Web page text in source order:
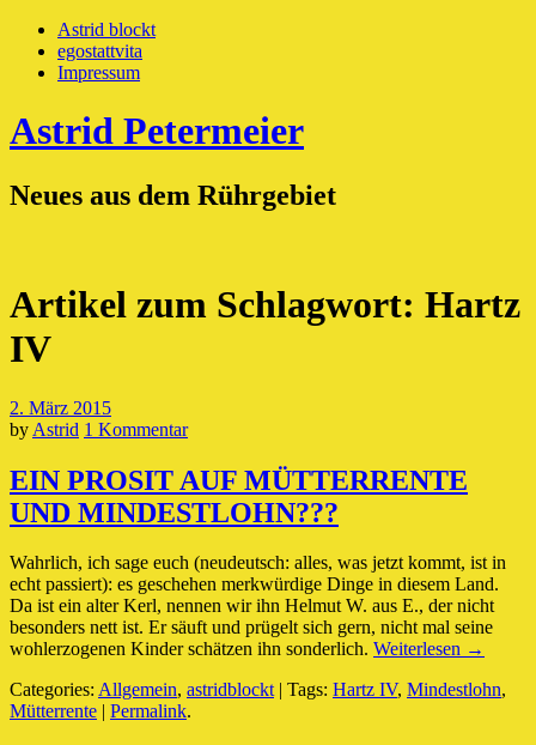
Astrid blockt
egostattvita
Impressum
Astrid Petermeier
Neues aus dem Rührgebiet
Artikel zum Schlagwort: Hartz
IV
2. März 2015
by Astrid 1 Kommentar
EIN PROSIT AUF MÜTTERRENTE
UND MINDESTLOHN???
Wahrlich, ich sage euch (neudeutsch: alles, was jetzt kommt, ist in
echt passiert): es geschehen merkwürdige Dinge in diesem Land.
Da ist ein alter Kerl, nennen wir ihn Helmut W. aus E., der nicht
besonders nett ist. Er säuft und prügelt sich gern, nicht mal seine
wohlerzogenen Kinder schätzen ihn sonderlich. Weiterlesen →
Categories: Allgemein, astridblockt| Tags: Hartz IV, Mindestlohn,
Mütterrente
Permalink.